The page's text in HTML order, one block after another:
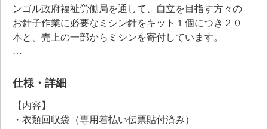
ンゴル政府福祉労働局を通して、自立を目指す方々の
お針子作業に必要なミシン針をキット１個につき２０
本と、売上の一部からミシンを寄付しています。
また専属デザイナーが貧困層の方へお針子技術指導を
行い、手に職をつけて頂けるよう自立を支援。
服飾学生には着物の特徴を活かしたものづくりを指導
お届けする専用回収キットは、製造から発送までを国
内の福祉作業所で一貫して行っており、障がいのある
仕様・詳細
【内容】
・衣類回収袋（専用着払い伝票貼付済み）